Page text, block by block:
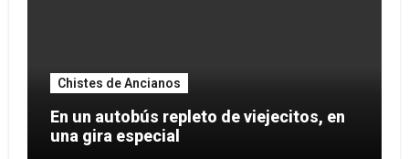
Chistes de Ancianos
En un autobús repleto de viejecitos, en
una gira especial